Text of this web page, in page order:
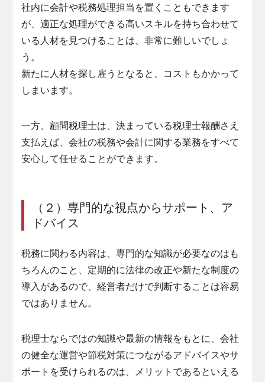
社内に会計や税務処理担当を置くこともできます
が、適正な処理ができる高いスキルを持ち合わせて
いる人材を見つけることは、非常に難しいでしょ
う。
新たに人材を探し雇うとなると、コストもかかって
しまいます。
一方、顧問税理士は、決まっている税理士報酬さえ
支払えば、会社の税務や会計に関する業務をすべて
安心して任せることができます。
（２）専門的な視点からサポート、ア
ドバイス
税務に関わる内容は、専門的な知識が必要なのはも
ちろんのこと、定期的に法律の改正や新たな制度の
導入があるので、経営者だけで判断することは容易
ではありません。
税理士ならではの知識や最新の情報をもとに、会社
の健全な運営や節税対策につながるアドバイスやサ
ポートを受けられるのは、メリットであるといえる